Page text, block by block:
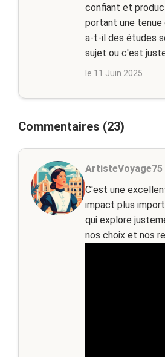
confiant et
portant une tenue
a-t-il des études
sujet ou c'est
le 11 Juin 2025
Commentaires (23)
ArtisteVoyage75
C'est une
impact plus
qui explore
nos choix et nos